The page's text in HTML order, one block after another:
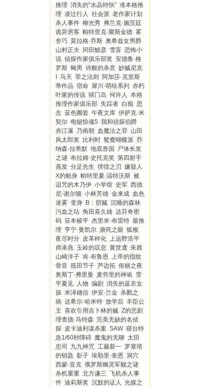
推理 消失的“水晶特快” 准本格推
理 凌辻行人 社会派 老作家计划
杀人事件 柳光秀 弗兰克·施茨廷
诡异房客 帕特里克·聚斯金德 雾
舍巧 莫拉格·乔斯 奥希兹女男爵
山村正夫
冈田鯱彦 雪盲 恐怖小
说 侦探作家俱乐部奖 安德鲁·格
罗斯 蝇男 诗般的杀意 妙贼尼克
马天 罪之法则
阿加莎·克里斯
蒂作品 宿命 犀川·萌绘系列
赤朽
叶家的传说 狱门岛 何许人 本格
推理作家俱乐部 失踪者 白痴 思
念 蓝色圈套 午夜文库 伊萨克·米
契尔 电锯惊魂5 我和侦探伯爵
赤江瀑 乃南朝 血魔法之罪 山田
风太郎奖
比利时 鸳鸯蝴蝶派 乔
纳森·拉蒂默 地底兽国
尸体长发
之谜 布拉姆·史托克奖 第四射手
蒸发 分足先生 徬徨之刃 嫌疑人
X的献身 帕特里夏·温特沃斯 被
诅咒的木乃伊 小学馆 史军 西德
尼·谢尔顿 小林芳雄 金来成 血色
迷雾 变身 B：窃贼 沉睡的森林
污血之玷 角田喜久雄 达芬奇密
码 笹本棱平 杰里米·布雷特 最推
理 亨宁·曼凯尔 濒死之眼 狐猴
夜尽时分 皮革样化 上远野浩平
师承燕 玉岭的叹息 黄世鸢 朱酋
山崎洋子 肯·布鲁恩 上帝的指纹
骨音 筱田节子 芦边拓 俗丽之夜
奥斯丁·弗里曼 麦劳里的神谕 雪
平夏见 人物 编剧 消失的蓝衣女
孩 米泽穗信 伊安·兰金 杀戮之
病 达希尔·哈米特 放学后 丰臣公
主 喜欢引用吉卜林的贼 Z的悲剧
理查德·马特森 完美无缺的名侦
探 皮卡迪利谋杀案 SAW 寝台特
急1/60秒障碍 魔鬼的无聊 太田
忠司
九九神咒 工藤新一 罗塞塔
的钥匙 影子 埃勒里·奎恩 洞穴
西蒙·亚克 俄罗斯幽灵军舰之谜
杀机重重 北方谦三 飞机杀人事
件 迪莉斯奖 沉默的证人 光媒之